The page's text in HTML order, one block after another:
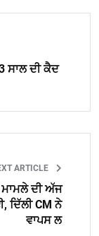
ਸਾਲ ਦੀ ਕੈਦ
ARTICLE
ਮਾਮਲੇ ਦੀ ਅੱਜ
ਦਿੱਲੀ CM ਨੇ
ਵਾਪਸ ਲ